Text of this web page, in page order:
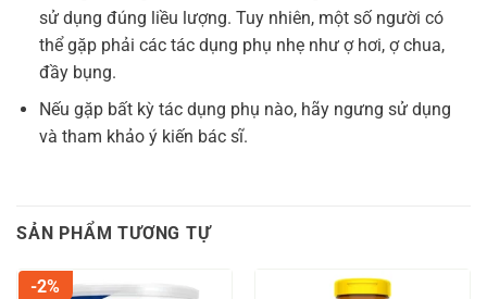
sử dụng đúng liều lượng. Tuy nhiên, một số người có
thể gặp phải các tác dụng phụ nhẹ như ợ hơi, ợ chua,
đầy bụng.
Nếu gặp bất kỳ tác dụng phụ nào, hãy ngưng sử dụng
và tham khảo ý kiến bác sĩ.
SẢN PHẨM TƯƠNG TỰ
-2%